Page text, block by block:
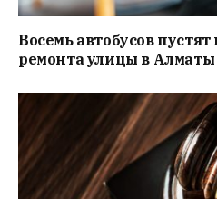
Восемь автобусов пустят
ремонта улицы в Алматы